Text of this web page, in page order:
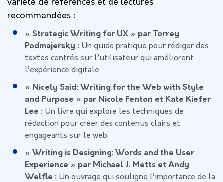
variété de références et de lectures
recommandées :
« Strategic Writing for UX » par Torrey
Podmajersky : Un guide pratique pour rédiger des
textes centrés sur l’utilisateur qui améliorent
l’expérience digitale.
« Nicely Said: Writing for the Web with Style
and Purpose » par Nicole Fenton et Kate Kiefer
Lee : Un livre qui explore les techniques de
rédaction pour créer des contenus clairs et
engageants sur le web.
« Writing is Designing: Words and the User
Experience » par Michael J. Metts et Andy
Welfle : Un ouvrage qui souligne l’importance de la